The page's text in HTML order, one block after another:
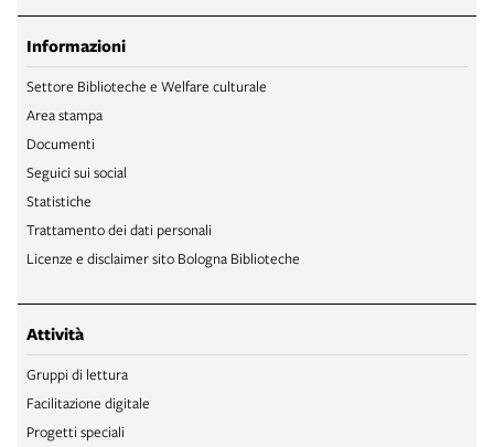
Informazioni
Settore Biblioteche e Welfare culturale
Area stampa
Documenti
Seguici sui social
Statistiche
Trattamento dei dati personali
Licenze e disclaimer sito Bologna Biblioteche
Attività
Gruppi di lettura
Facilitazione digitale
Progetti speciali